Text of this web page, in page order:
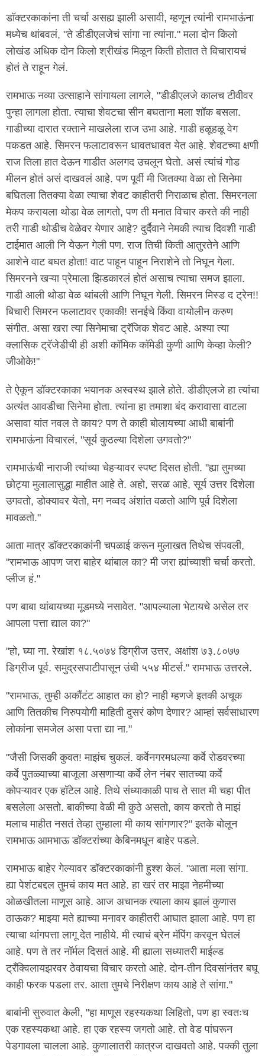
डॉक्टरकाकांना ती चर्चा असह्य झाली असावी, म्हणून त्यांनी रामभाऊंना
मध्येच थांबवलं, "ते डीडीएलजेचं सांगा ना त्यांना." मला दोन किलो
लोखंड अधिक दोन किलो श्रीखंड मिळून किती होतात ते विचारायचं
होतं ते राहून गेलं.
रामभाऊ नव्या उत्साहाने सांगायला लागले, "डीडीएलजे कालच टीवीवर
पुन्हा लागला होता. त्याचा शेवटचा सीन बघताना मला शॉक बसला.
गाडीच्या दारात रक्ताने माखलेला राज उभा आहे. गाडी हळूहळू वेग
पकडत आहे. सिमरन फलाटावरून धावतधावत येत आहे. शेवटच्या क्षणी
राज तिला हात देऊन गाडीत अलगद उचलून घेतो. असं त्यांचं गोड
मीलन होतं असं दाखवलं आहे. पण पूर्वी मी जितक्या वेळा तो सिनेमा
बघितला तितक्या वेळा त्याचा शेवट काहीतरी निराळाच होता. सिमरनला
मेकप करायला थोडा वेळ लागतो, पण ती मनात विचार करते की नाही
तरी गाडी थोडीच वेळेवर येणार आहे? दुर्दैवाने नेमकी त्याच दिवशी गाडी
टाईमात आली नि येऊन गेली पण. राज तिची किती आतुरतेने आणि
आशेने वाट बघत होता! वाट पाहून पाहून निराशेने तो निघून गेला.
सिमरनने खऱ्या प्रेमाला झिडकारलं होतं असाच त्याचा समज झाला.
गाडी आली थोडा वेळ थांबली आणि निघून गेली. सिमरन मिस्ड द ट्रेन!!
बिचारी सिमरन फलाटावर एकाकी! सनईचे किंवा वायोलीन करुण
संगीत. असा खरा त्या सिनेमाचा ट्रॅजिक शेवट आहे. अश्या त्या
क्लासिक ट्रॅजेडीची ही अशी कॉमिक कॉमेडी कुणी आणि केव्हा केली?
जीओके!"
ते ऐकून डॉक्टरकाका भयानक अस्वस्थ झाले होते. डीडीएलजे हा त्यांचा
अत्यंत आवडीचा सिनेमा होता. त्यांना हा तमाशा बंद करावासा वाटला
असावा यांत नवल ते काय? पण ते काही बोलायच्या आधी बाबांनी
रामभाऊंना विचारलं, "सूर्य कुठल्या दिशेला उगवतो?"
रामभाऊंची नाराजी त्यांच्या चेहऱ्यावर स्पष्ट दिसत होती. "ह्या तुमच्या
छोट्या मुलालासुद्धा माहीत आहे ते. अहो, सरळ आहे, सूर्य उत्तर दिशेला
उगवतो, डोक्यावर येतो, मग नव्वद अंशांत वळतो आणि पूर्व दिशेला
मावळतो."
आता मात्र डॉक्टरकाकांनी चपळाई करून मुलाखत तिथेच संपवली,
"रामभाऊ आपण जरा बाहेर थांबाल का? मी जरा ह्यांच्याशी चर्चा करतो.
प्लीज हं."
पण बाबा थांबायच्या मूडमध्ये नसावेत. "आपल्याला भेटायचे असेल तर
आपला पत्ता द्याल का?"
"हो, घ्या ना. रेखांश १८.५०७४ डिग्रीज उत्तर, अक्षांश ७३.८०७७
डिग्रीज पूर्व. समुद्रसपाटीपासून उंची ५५४ मीटर्स." रामभाऊ उत्तरले.
"रामभाऊ, तुम्ही अकौंटंट आहात का हो? नाही म्हणजे इतकी अचूक
आणि तितकीच निरुपयोगी माहिती दुसरं कोण देणार? आम्हां सर्वसाधारण
लोकांना समजेल असा पत्ता द्या ना."
"जैसी जिसकी कुवत! माझंच चुकलं. कर्वेनगरमधल्या कर्वे रोडवरच्या
कर्वे पुतळ्याच्या बाजूला असणाऱ्या कर्वे लेन नंबर सातच्या कर्वे
कोपऱ्यावर एक हॉटेल आहे. तिथे संध्याकाळी पाच ते सात मी चहा पीत
बसलेला असतो. बाकीच्या वेळी मी कुठे असतो, काय करतो ते माझं
मलाच माहीत नसतं तेव्हा तुम्हाला मी काय सांगणार?" इतके बोलून
रामभाऊ आमभाऊ डॉक्टरांच्या केबिनमधून बाहेर पडले.
रामभाऊ बाहेर गेल्यावर डॉक्टरकाकांनी हुश्श केलं. "आता मला सांगा.
ह्या पेशंटबद्दल तुमचं काय मत आहे. हा खरं तर माझा नेहमीच्या
ओळखीतला माणूस आहे. आज अचानक त्याला काय झालं कुणास
ठाऊक? माझ्या मते ह्याच्या मनावर काहीतरी आघात झाला आहे. पण हा
त्याचा थांगपत्ता लागू देत नाहीये. मी त्याचं ब्रेन मॅपिंग करवून घेतलं
आहे. पण ते तर नॉर्मल दिसतं आहे. मी ह्याला सध्यातरी माईल्ड
ट्रँक्विलायझरवर ठेवायचा विचार करतो आहे. दोन-तीन दिवसांनंतर बघू
काही फरक पडला तर. आता तुमचे निरीक्षण काय आहे ते सांगा."
बाबांनी सुरुवात केली, "हा माणूस रहस्यकथा लिहितो, पण हा स्वतःच
एक रहस्यकथा आहे. हा एक रहस्य जगतो आहे. तो वेड पांघरून
पेडगावला चालला आहे. कुणालातरी कात्रज दाखवतो आहे. पक्की तुला